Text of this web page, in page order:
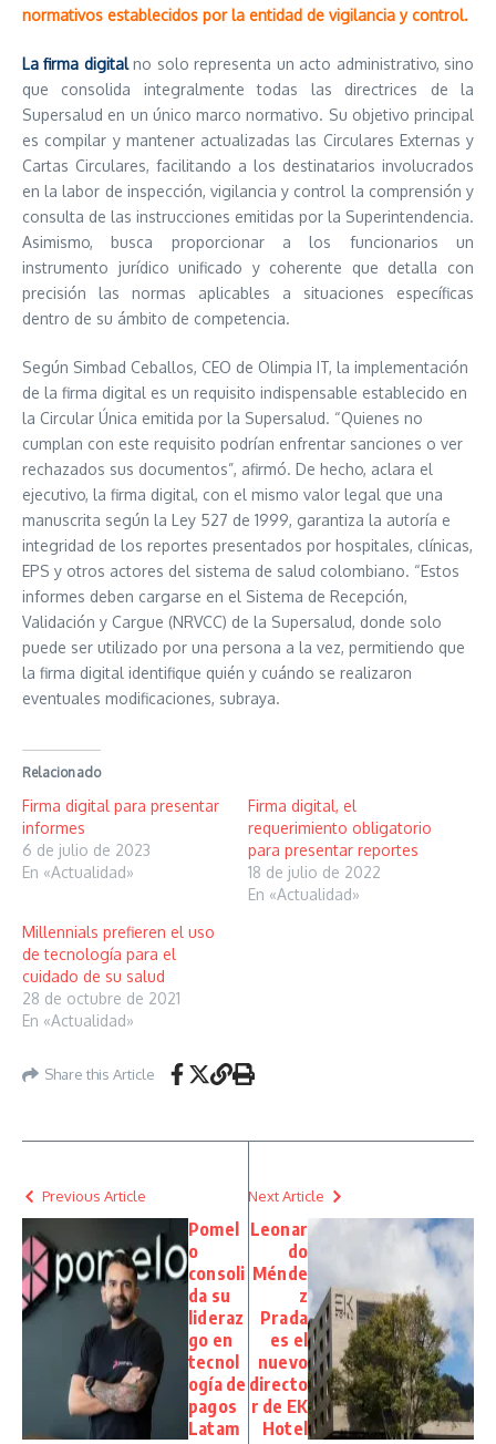
normativos establecidos por la entidad de vigilancia y control.
La firma digitalno solo representa un acto administrativo, sino
que consolida integralmente todas las directrices de la
Supersalud en un único marco normativo. Su objetivo principal
es compilar y mantener actualizadas las Circulares Externas y
Cartas Circulares, facilitando a los destinatarios involucrados
en la labor de inspección, vigilancia y control la comprensión y
consulta de las instrucciones emitidas por la Superintendencia.
Asimismo, busca proporcionar a los funcionarios un
instrumento jurídico unificado y coherente que detalla con
precisión las normas aplicables a situaciones específicas
dentro de su ámbito de competencia.
Según Simbad Ceballos, CEO de Olimpia IT, la implementación
de la firma digital es un requisito indispensable establecido en
la Circular Única emitida por la Supersalud. “Quienes no
cumplan con este requisito podrían enfrentar sanciones o ver
rechazados sus documentos”, afirmó. De hecho, aclara el
ejecutivo, la firma digital, con el mismo valor legal que una
manuscrita según la Ley 527 de 1999, garantiza la autoría e
integridad de los reportes presentados por hospitales, clínicas,
EPS y otros actores del sistema de salud colombiano. “Estos
informes deben cargarse en el Sistema de Recepción,
Validación y Cargue (NRVCC) de la Supersalud, donde solo
puede ser utilizado por una persona a la vez, permitiendo que
la firma digital identifique quién y cuándo se realizaron
eventuales modificaciones, subraya.
Relacionado
Firma digital para presentar
informes
6 de julio de 2023
En «Actualidad»
Firma digital, el
requerimiento obligatorio
para presentar reportes
18 de julio de 2022
En «Actualidad»
Millennials prefieren el uso
de tecnología para el
cuidado de su salud
28 de octubre de 2021
En «Actualidad»
Share this Article
Previous Article
Pomel
o
consoli
da su
lideraz
go en
tecnol
ogía de
pagos
Latam
Next Article
Leonar
do
Ménde
z
Prada
es el
nuevo
directo
r de EK
Hotel